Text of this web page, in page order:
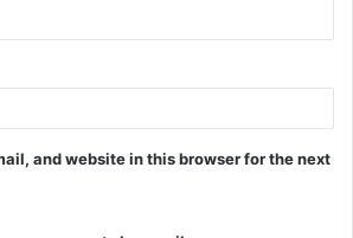
and website in this browser for the next